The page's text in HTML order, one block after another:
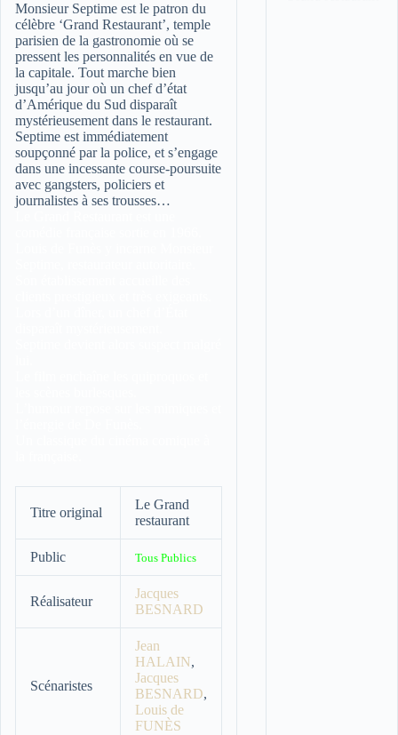
Monsieur Septime est le patron du
célèbre ‘Grand Restaurant’, temple
parisien de la gastronomie où se
pressent les personnalités en vue de
la capitale. Tout marche bien
jusqu’au jour où un chef d’état
d’Amérique du Sud disparaît
mystérieusement dans le restaurant.
Septime est immédiatement
soupçonné par la police, et s’engage
dans une incessante course-poursuite
avec gangsters, policiers et
journalistes à ses trousses…
Titre original
Le Grand
restaurant
Public Tous Publics
Réalisateur
Jacques
BESNARD
Scénaristes
Jean
HALAIN,
Jacques
BESNARD,
Louis de
FUNÈS